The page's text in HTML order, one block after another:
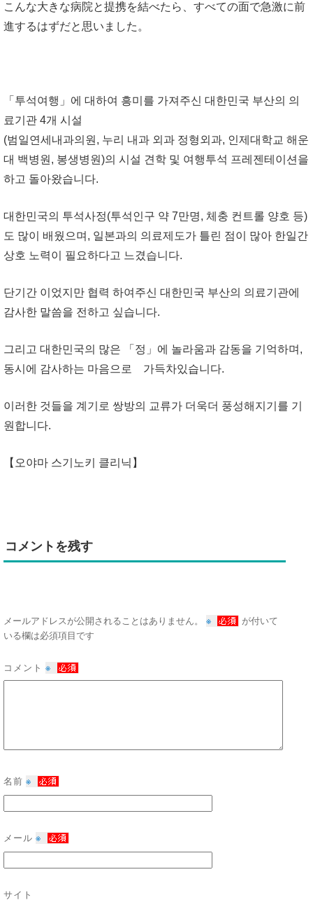
こんな大きな病院と提携を結べたら、すべての面で急激に前
進するはずだと思いました。
「투석여행」에 대하여 흥미를 가져주신 대한민국 부산의 의
료기관 4개 시설
(범일연세내과의원, 누리 내과 외과 정형외과, 인제대학교 해운
대 백병원, 봉생병원)의 시설 견학 및 여행투석 프레젠테이션을
하고 돌아왔습니다.
대한민국의 투석사정(투석인구 약 7만명, 체충 컨트롤 양호 등)
도 많이 배웠으며, 일본과의 의료제도가 틀린 점이 많아 한일간
상호 노력이 필요하다고 느겼습니다.
단기간 이었지만 협력 하여주신 대한민국 부산의 의료기관에
감사한 말씀을 전하고 싶습니다.
그리고 대한민국의 많은 「정」에 놀라움과 감동을 기억하며,
동시에 감사하는 마음으로 가득차있습니다.
이러한 것들을 계기로 쌍방의 교류가 더욱더 풍성해지기를 기
원합니다.
【오야마 스기노키 클리닉】
コメントを残す
メールアドレスが公開されることはありません。 ※
が付いて
いる欄は必須項目です
コメント ※
名前 ※
メール ※
サイト